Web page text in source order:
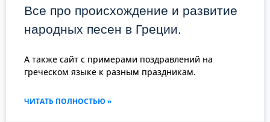
Все про происхождение и развитие
народных песен в Греции.
А также сайт с примерами поздравлений на
греческом языке к разным праздникам.
ЧИТАТЬ ПОЛНОСТЬЮ »